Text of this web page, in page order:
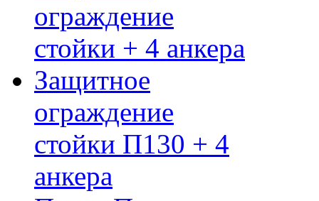
ограждение
стойки + 4 анкера
Защитное
ограждение
стойки П130 + 4
анкера